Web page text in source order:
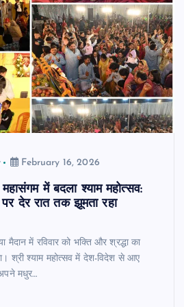
February 16, 2026
में बदला श्याम महोत्सव:
पर देर रात तक झूमता रहा
में रविवार को भक्ति और श्रद्धा का
श्री श्याम महोत्सव में देश-विदेश से आए
मधुर…